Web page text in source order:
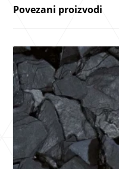
Povezani proizvodi